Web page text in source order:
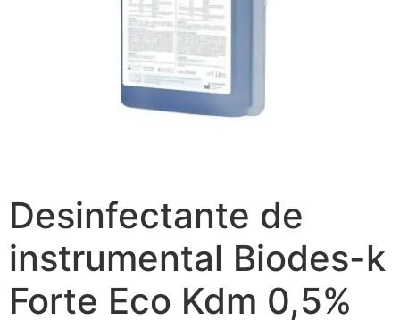
Desinfectante de
instrumental Biodes-k
Forte Eco Kdm 0,5%